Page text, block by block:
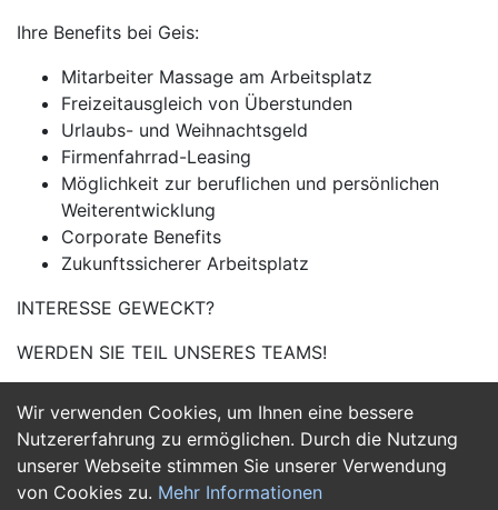
Wir verwenden Cookies, um Ihnen eine bessere
Nutzererfahrung zu ermöglichen. Durch die Nutzung
unserer Webseite stimmen Sie unserer Verwendung
von Cookies zu. Mehr Informationen
Ihre Benefits bei Geis:
Mitarbeiter Massage am Arbeitsplatz
Freizeitausgleich von Überstunden
Urlaubs- und Weihnachtsgeld
Firmenfahrrad-Leasing
Möglichkeit zur beruflichen und persönlichen
Weiterentwicklung
Corporate Benefits
Zukunftssicherer Arbeitsplatz
INTERESSE GEWECKT?
WERDEN SIE TEIL UNSERES TEAMS!
Jetzt Bewerben